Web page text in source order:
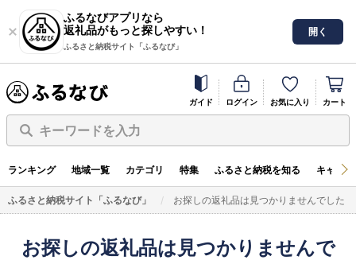
ふるなびアプリなら
返礼品がもっと探しやすい！
ふるさと納税サイト「ふるなび」
開く
ガイド ログイン お気に入り カート
キーワードを入力
ランキング 地域一覧 カテゴリ 特集 ふるさと納税を知る キャン
ふるさと納税サイト「ふるなび」 お探しの返礼品は見つかりませんでした
お探しの返礼品は見つかりませんで